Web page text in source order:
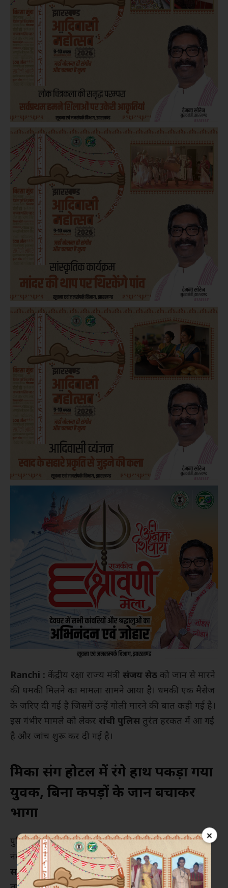
×
Ranchi : केंद्रीय रक्षा राज्य मंत्री संजय सेठ को जान से मारने
की धमकी मिलने का मामला सामने आया है। धमकी एक मैसेज
के जरिए दी गई है जिसमें उन्हें गोली मारने की बात कही गई है।
इस गंभीर मामले को लेकर रांची पुलिस तुरंत हरकत में आ गई
है और जांच शुरू कर दी गई है।
प्रेमिका संग होटल में रंगे हाथ पकड़ा गया
युवक, बिना कपड़ों के जान बचाकर
भागा
पुलिस के मुताबिक, मंत्री संजय सेठ को धमकी जिस मोबाइल
नंबर से दी गई है, उसकी पूरी जानकारी जुटाई जा रही है।
साइबर सेल ने उस नंबर का डिटेल खंगालना शुरू कर दिया है